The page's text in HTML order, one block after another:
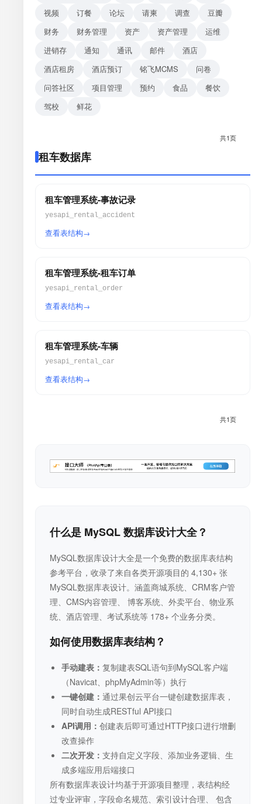
视频
订餐 论坛 请柬 调查
豆瓣
财务
财务管理 资产 资产管理
运维
进销存
通知 通讯 邮件
酒店
酒店租房
酒店预订 铭飞MCMS
问卷
问答社区
项目管理 预约 食品
餐饮
驾校
鲜花
共1页
租车数据库
租车管理系统-事故记录
yesapi_rental_accident
查看表结构
租车管理系统-租车订单
yesapi_rental_order
查看表结构
租车管理系统-车辆
yesapi_rental_car
查看表结构
共1页
什么是 MySQL 数据库设计大全？
MySQL数据库设计大全是一个免费的数据库表结构
参考平台，收录了来自各类开源项目的 4,130+ 张
MySQL数据库表设计。涵盖商城系统、CRM客户管
理、CMS内容管理、 博客系统、外卖平台、物业系
统、酒店管理、考试系统等 178+ 个业务分类。
如何使用数据库表结构？
手动建表： 复制建表SQL语句到MySQL客户端
（Navicat、phpMyAdmin等）执行
一键创建： 通过果创云平台一键创建数据库表，
同时自动生成RESTful API接口
API调用： 创建表后即可通过HTTP接口进行增删
改查操作
二次开发： 支持自定义字段、添加业务逻辑、生
成多端应用后端接口
所有数据库表设计均基于开源项目整理，表结构经
过专业评审，字段命名规范、索引设计合理、 包含